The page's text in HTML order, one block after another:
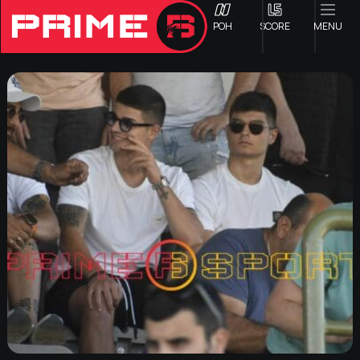
ΡΟΗ SCORE MENU
ΟΦΗ
Γ ΕΘΝΙΚΗ
Α1 ΕΠΣΗ
Α2 ΕΠΣΗ
Β1 ΕΠΣΗ
Β2 ΕΠΣΗ